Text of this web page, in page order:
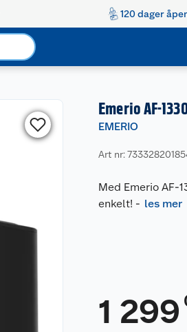
120 dager
Emerio AF-
EMERIO
Art nr:
Med Emerio AF-
enkelt! - les mer
1 299